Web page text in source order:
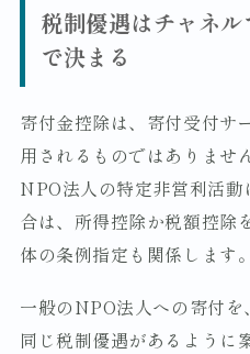
税制優遇はチャネ
で決まる
寄付金控除は、寄付受付サ
用されるものではありませ
NPO法人の特定非営利活
合は、所得控除か税額控除
体の条例指定も関係します。
一般のNPO法人への寄付
同じ税制優遇があるように